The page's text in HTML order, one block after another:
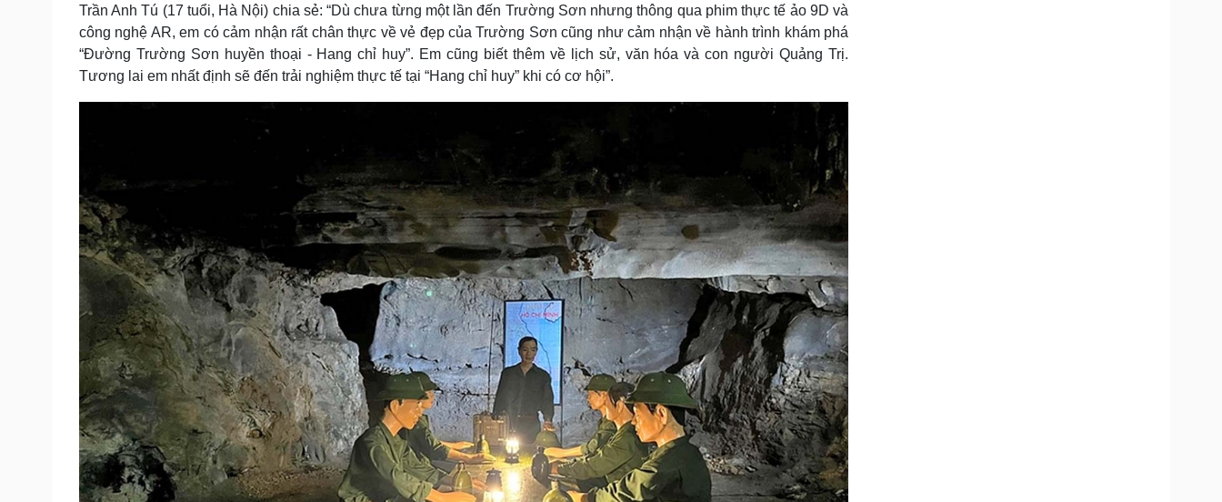
Trần Anh Tú (17 tuổi, Hà Nội) chia sẻ: “Dù chưa từng một lần đến Trường Sơn nhưng thông qua phim thực tế ảo 9D và
công nghệ AR, em có cảm nhận rất chân thực về vẻ đẹp của Trường Sơn cũng như cảm nhận về hành trình khám phá
“Đường Trường Sơn huyền thoại - Hang chỉ huy”. Em cũng biết thêm về lịch sử, văn hóa và con người Quảng Trị.
Tương lai em nhất định sẽ đến trải nghiệm thực tế tại “Hang chỉ huy” khi có cơ hội”.